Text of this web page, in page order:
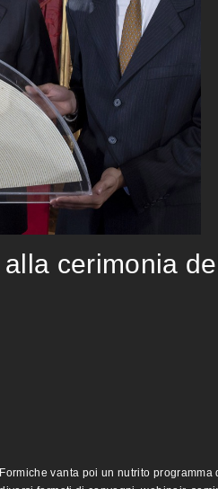
cerimonia
Formiche vanta poi un nutrito programma